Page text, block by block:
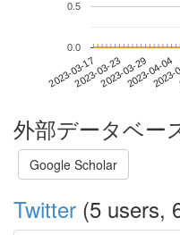
2023-03-172023-03-232023-03-292023-04-04
0.0
0.5
外部データベー
Google Scholar
Twitter (5 users,